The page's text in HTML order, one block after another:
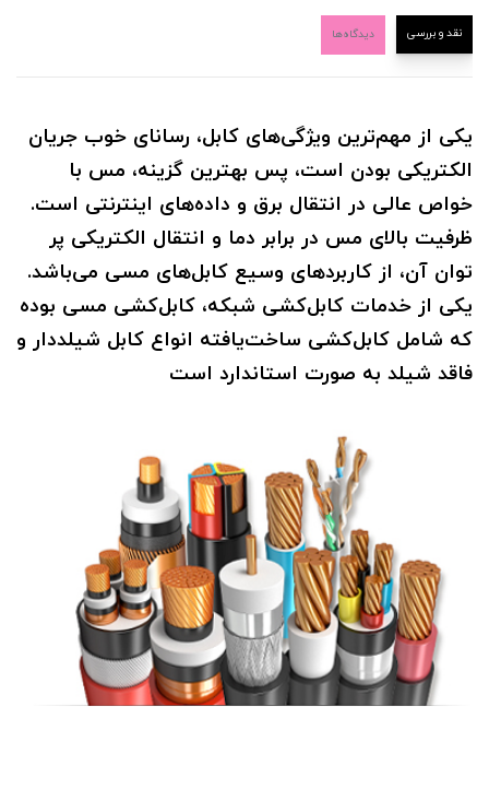
نقد و بررسی دیدگاه‌ها
یکی از مهم‌ترین ویژگی‌های کابل، رسانای خوب جریان
الکتریکی بودن است، پس بهترین گزینه، مس با
خواص عالی در انتقال برق و داده‌های اینترنتی است.
ظرفیت بالای مس در برابر دما و انتقال الکتریکی پر
توان آن، از کاربردهای وسیع کابل‌های مسی می‌باشد.
یکی از خدمات کابل‌کشی شبکه، کابل‌کشی مسی بوده
که شامل کابل‌کشی ساخت‌یافته انواع کابل شیلددار و
فاقد شیلد به صورت استاندارد است